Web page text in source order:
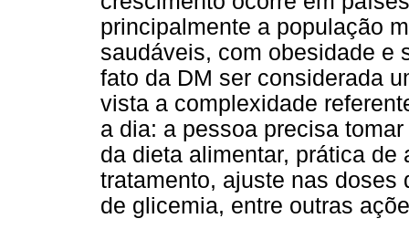
principalmente a população
saudáveis, com obesidade e
fato da DM ser considerada
vista a complexidade
a dia: a pessoa precisa
da dieta alimentar, prática
tratamento, ajuste nas doses
de glicemia, entre outras